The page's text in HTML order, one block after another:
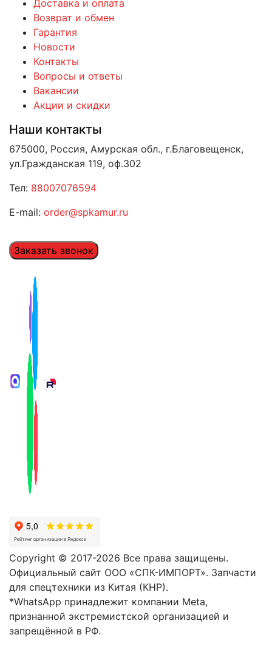
Доставка и оплата
Возврат и обмен
Гарантия
Новости
Контакты
Вопросы и ответы
Вакансии
Акции и скидки
Наши контакты
675000, Россия, Амурская обл., г.Благовещенск,
ул.Гражданская 119, оф.302
Тел: 88007076594
E-mail: order@spkamur.ru
Заказать звонок
Copyright © 2017-2026 Все права защищены.
Официальный сайт ООО «СПК-ИМПОРТ». Запчасти
для спецтехники из Китая (КНР).
*WhatsApp принадлежит компании Meta,
признанной экстремистской организацией и
запрещённой в РФ.